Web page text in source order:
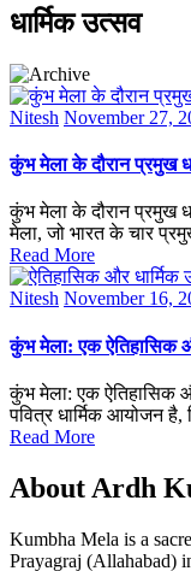
धार्मिक उत्सव
Nitesh November 27,
कुंभ मेला के दौरान प्रमुख
कुंभ मेला के दौरान प्रमुख
मेला, जो भारत के चार
Read More
Nitesh November 16,
कुंभ मेला: एक ऐतिहासिक
कुंभ मेला: एक ऐतिहासिक
पवित्र धार्मिक आयोजन है,
Read More
About Ardh
Kumbha Mela is a
Prayagraj (Allahabad)